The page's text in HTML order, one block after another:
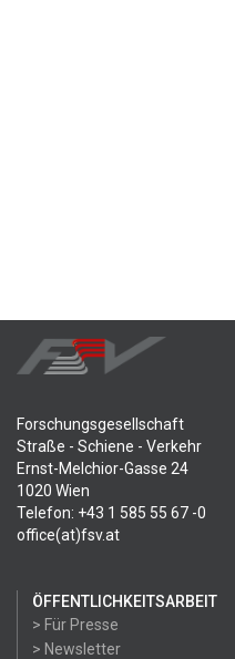
Forschungsgesellschaft
Straße - Schiene - Verkehr
Ernst-Melchior-Gasse 24
1020 Wien
Telefon: +43 1 585 55 67 -0
office(at)fsv.at
ÖFFENTLICHKEITSARBEIT
> Für Presse
> Newsletter